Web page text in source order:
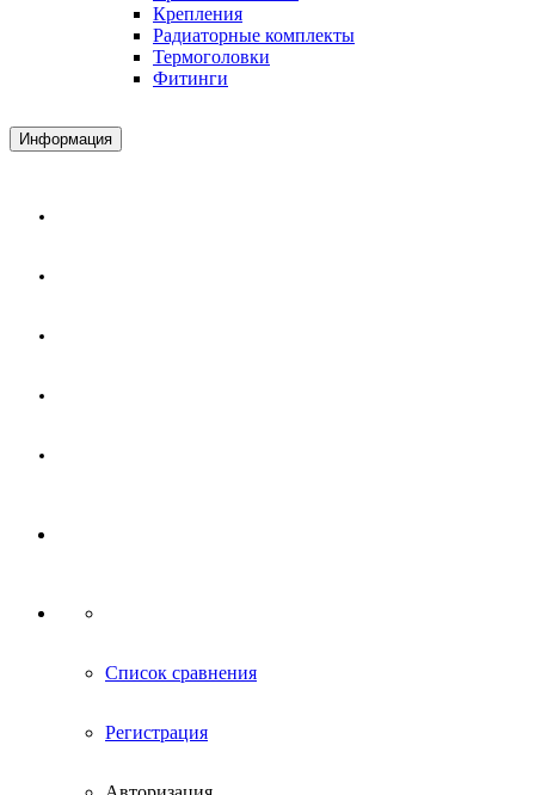
Крепления
Радиаторные комплекты
Термоголовки
Фитинги
Информация
Список сравнения
Регистрация